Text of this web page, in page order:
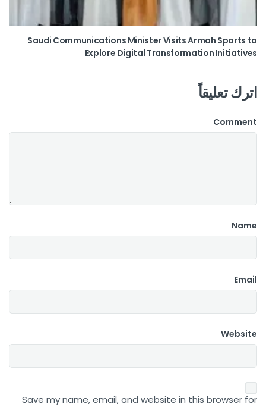
Saudi Communications Minister Visits Armah Sports to
Explore Digital Transformation Initiatives
اترك تعليقاً
Comment
Name
Email
Website
Save my name, email, and website in this browser for